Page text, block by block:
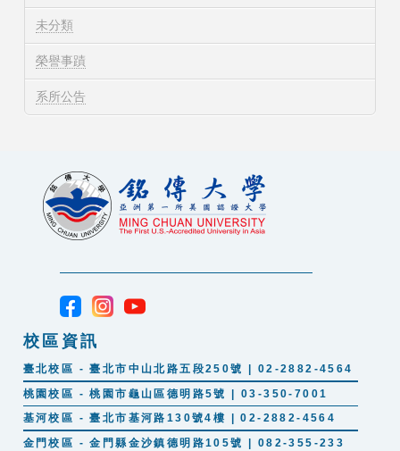
未分類
榮譽事蹟
系所公告
校區資訊
臺北校區 - 臺北市中山北路五段250號 | 02-2882-4564
桃園校區 - 桃園市龜山區德明路5號 | 03-350-7001
基河校區 - 臺北市基河路130號4樓 | 02-2882-4564
金門校區 - 金門縣金沙鎮德明路105號 | 082-355-233